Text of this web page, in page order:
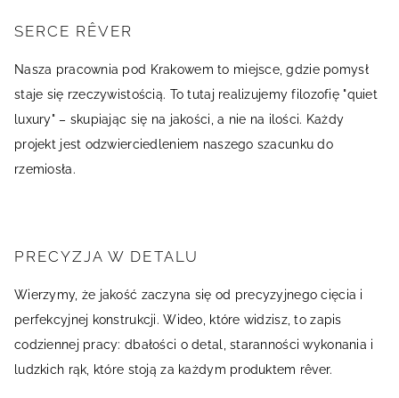
SERCE RÊVER
Nasza pracownia pod Krakowem to miejsce, gdzie pomysł
staje się rzeczywistością. To tutaj realizujemy filozofię "quiet
luxury" – skupiając się na jakości, a nie na ilości. Każdy
projekt jest odzwierciedleniem naszego szacunku do
rzemiosła.
PRECYZJA W DETALU
Wierzymy, że jakość zaczyna się od precyzyjnego cięcia i
perfekcyjnej konstrukcji. Wideo, które widzisz, to zapis
codziennej pracy: dbałości o detal, staranności wykonania i
ludzkich rąk, które stoją za każdym produktem rêver.